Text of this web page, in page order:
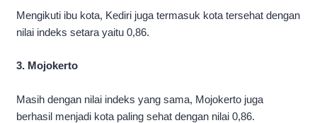
Mengikuti ibu kota, Kediri juga termasuk kota tersehat dengan
nilai indeks setara yaitu 0,86.
3. Mojokerto
Masih dengan nilai indeks yang sama, Mojokerto juga
berhasil menjadi kota paling sehat dengan nilai 0,86.